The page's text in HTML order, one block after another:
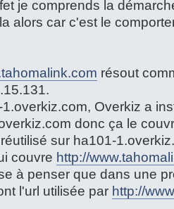
je comprends la
alors car c'est le
résout
Overkiz a
donc ça le
sur ha101-
couvre http://
à penser que dans une
l'url utilisée par http://